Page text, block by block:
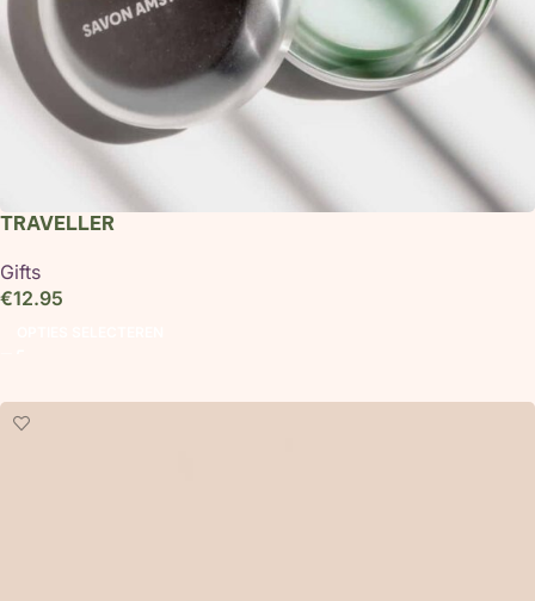
TRAVELLER
Gifts
€12.95